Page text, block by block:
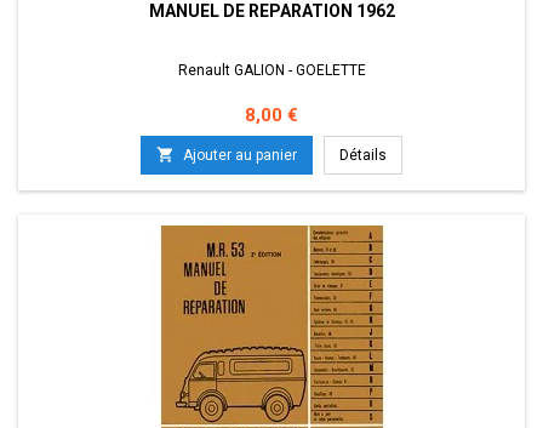
MANUEL DE REPARATION 1962
Renault GALION - GOELETTE
Prix
8,00 €
 Ajouter au panier Détails